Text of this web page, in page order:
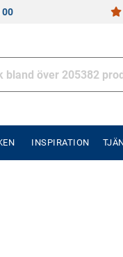
00
INSPIRATION